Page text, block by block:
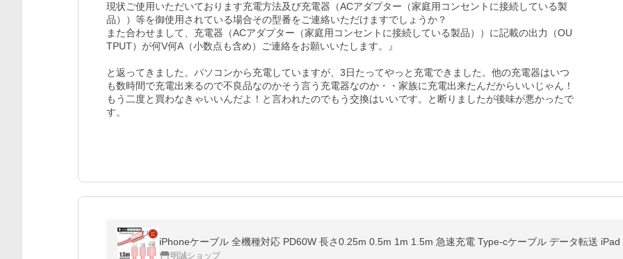
現状ご使用いただいております充電方法及び充電器（ACアダプター（家庭用コンセントに接続している製
品））等を御使用されている場合その型番をご連絡いただけますでしょうか？
また合わせまして、充電器（ACアダプター（家庭用コンセントに接続している製品））に記載の出力（OU
TPUT）が何V何A（小数点も含め）ご連絡をお願いいたします。』
と返ってきました。パソコンから充電していますが、3日たってやっと充電できました。他の充電器はいつ
も数時間で充電出来るので不良品なのかそう言う充電器なのか・・家族に充電出来たんだからいいじゃん！
もう二度と買わなきゃいいんだよ！と言われたのでもう交換はいいです。と断りましたが後味が悪かったで
す。
明誠ショップ